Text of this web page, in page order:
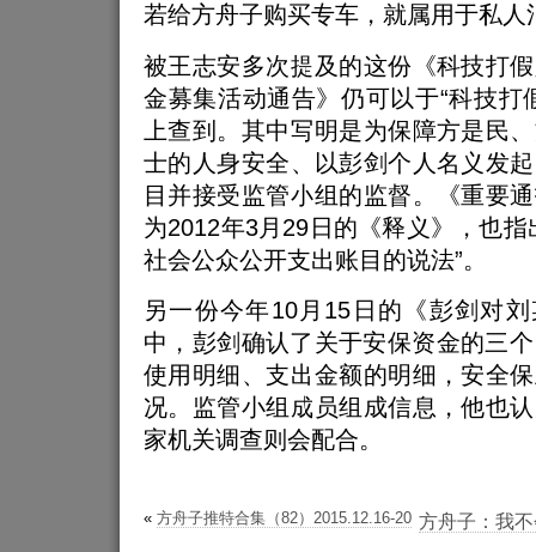
若给方舟子购买专车，就属用于私人
被王志安多次提及的这份《科技打
金募集活动通告》仍可以于“科技打
上查到。其中写明是为保障方是民
士的人身安全、以彭剑个人名义发
目并接受监管小组的监督。《重要
为2012年3月29日的《释义》，也指
社会公众公开支出账目的说法”。
另一份今年10月15日的《彭剑对
中，彭剑确认了关于安保资金的三
使用明细、支出金额的明细，安全
况。监管小组成员组成信息，他也
家机关调查则会配合。
« 方舟子推特合集（82）2015.12.16-20 方舟子：我